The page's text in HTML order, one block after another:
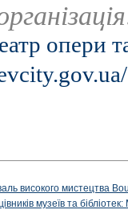
опери
високого мистецтва
музеїв та